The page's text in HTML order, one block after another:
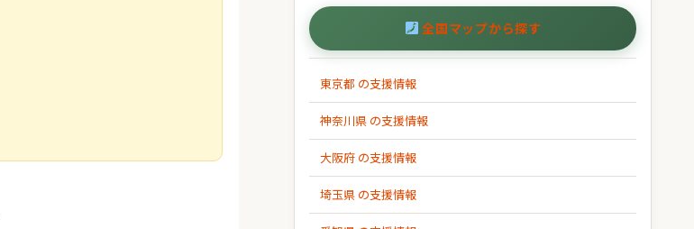
全国マップから探す
東京都 の支援情報
神奈川県 の支援情報
大阪府 の支援情報
埼玉県 の支援情報